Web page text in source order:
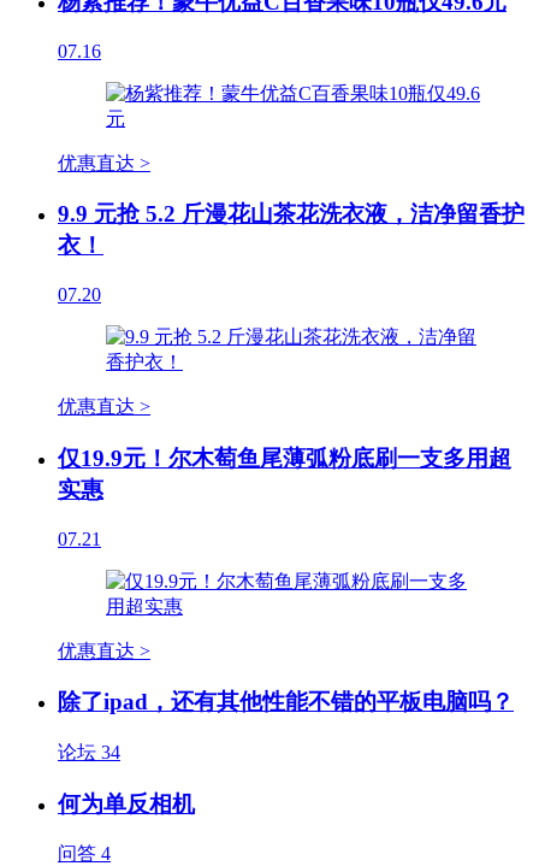
07.16
优惠直达 >
9.9 元抢 5.2 斤漫花山茶花洗衣液，洁净留香护
衣！
07.20
优惠直达 >
仅19.9元！尔木萄鱼尾薄弧粉底刷一支多用超
实惠
07.21
优惠直达 >
除了ipad，还有其他性能不错的平板电脑吗？
论坛 34
何为单反相机
问答 4